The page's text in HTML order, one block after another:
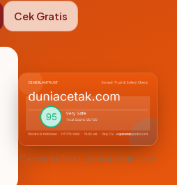
Cek Gratis
CemerlanTrust · duniacetak.com